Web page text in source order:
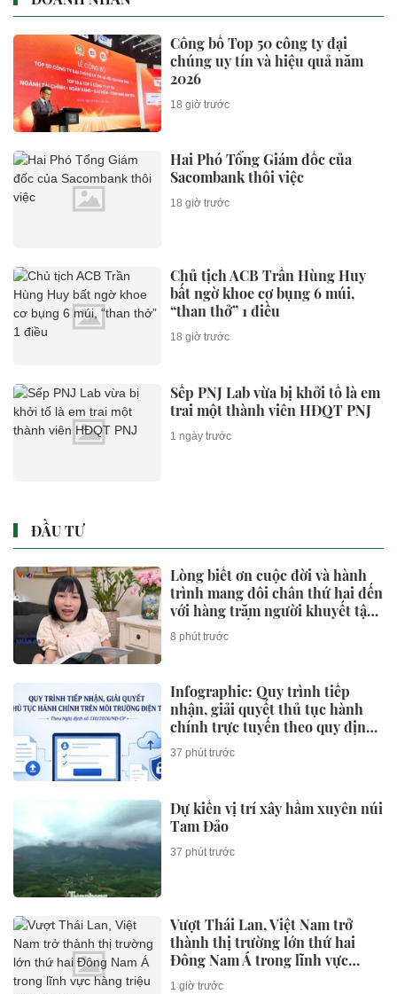
Công bố Top 50 công ty đại
chúng uy tín và hiệu quả năm
2026
18 giờ trước
Hai Phó Tổng Giám đốc của
Sacombank thôi việc
18 giờ trước
Chủ tịch ACB Trần Hùng Huy
bất ngờ khoe cơ bụng 6 múi,
“than thở” 1 điều
18 giờ trước
Sếp PNJ Lab vừa bị khởi tố là em
trai một thành viên HĐQT PNJ
1 ngày trước
ĐẦU TƯ
Lòng biết ơn cuộc đời và hành
trình mang đôi chân thứ hai đến
với hàng trăm người khuyết tật
của Giám đốc Ba bánh Hà Nam
8 phút trước
Infographic: Quy trình tiếp
nhận, giải quyết thủ tục hành
chính trực tuyến theo quy định
mới
37 phút trước
Dự kiến vị trí xây hầm xuyên núi
Tam Đảo
37 phút trước
Vượt Thái Lan, Việt Nam trở
thành thị trường lớn thứ hai
Đông Nam Á trong lĩnh vực
hàng triệu người dùng
1 giờ trước